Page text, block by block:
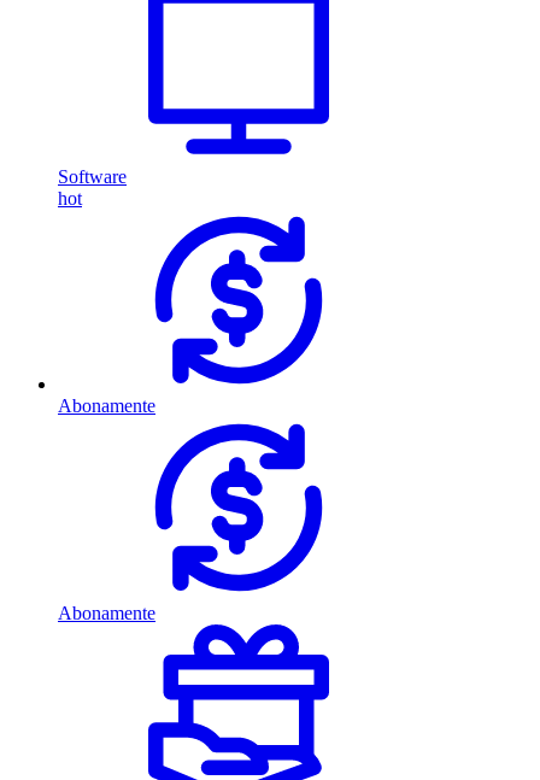
Software
hot
Abonamente
Abonamente